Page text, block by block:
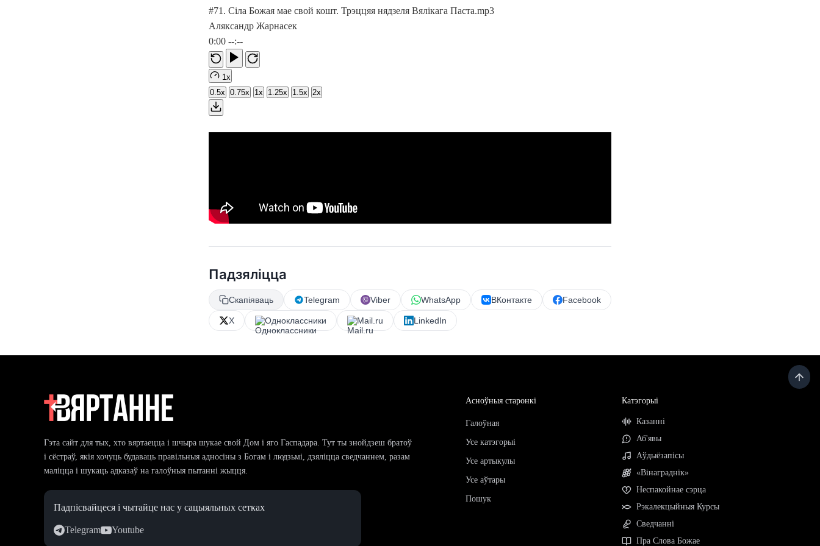
#71. Сіла Божая мае свой кошт. Трэццяя нядзеля Вялікага Паста.mp3
Аляксандр Жарнасек
0:00 --:--
1x
0.5x 0.75x 1x 1.25x 1.5x 2x
Падзяліцца
Скапіяваць Telegram Viber WhatsApp ВКонтакте Facebook
X Одноклассники Mail.ru LinkedIn
Гэта сайт для тых, хто вяртаецца і шчыра шукае свой Дом і яго Гаспадара. Тут ты знойдзеш братоў
і сёстраў, якія хочуць будаваць правільныя адносіны з Богам і людзьмі, дзяліцца сведчаннем, разам
маліцца і шукаць адказаў на галоўныя пытанні жыцця.
Падпісвайцеся і чытайце нас у сацыяльных сетках
Telegram Youtube
Асноўныя старонкі
Галоўная
Усе катэгорыі
Усе артыкулы
Усе аўтары
Пошук
Катэгорыі
Казанні
Аб'явы
Аўдыёзапісы
«Вінаграднік»
Неспакойнае сэрца
Рэкалекцыйныя Курсы
Сведчанні
Пра Слова Божае